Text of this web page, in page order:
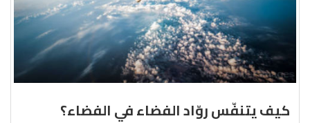
كيف يتنفّس روّاد الفضاء في الفضاء؟